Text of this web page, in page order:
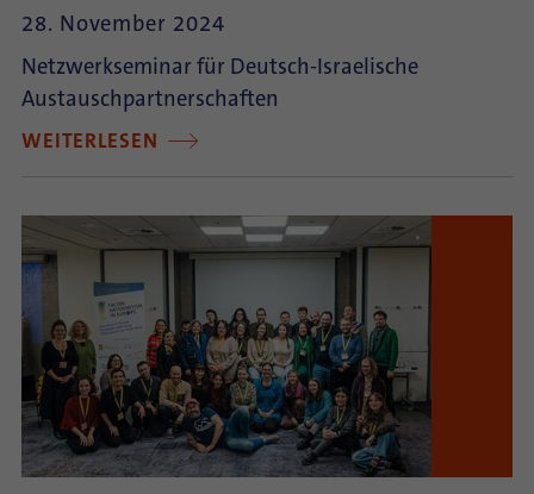
28. November 2024
Netzwerkseminar für Deutsch-Israelische
Austauschpartnerschaften
WEITERLESEN